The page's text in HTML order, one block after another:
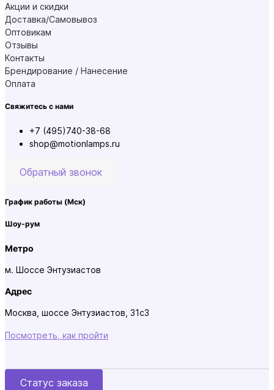
Акции и скидки
Доставка/Самовывоз
Оптовикам
Отзывы
Контакты
Брендирование / Нанесение
Оплата
Свяжитесь с нами
+7 (495)740-38-68
shop@motionlamps.ru
Обратный звонок
График работы (Мск)
Шоу-рум
Метро
м. Шоссе Энтузиастов
Адрес
Москва, шоссе Энтузиастов, 31с3
Посмотреть, как пройти
Статус заказа